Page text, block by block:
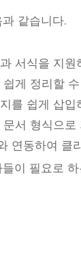
같습니다.
서식을 지
게 정리할
를 쉽게 삽
서 형식으
연동하여 클
이 필요로